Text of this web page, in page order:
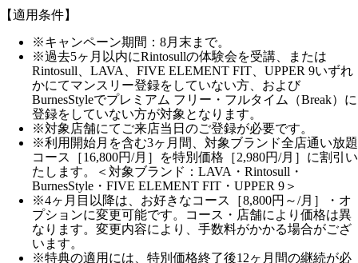
【適用条件】
※キャンペーン期間：8月末まで。
※過去5ヶ月以内にRintosullの体験会を受講、または
Rintosull、LAVA、FIVE ELEMENT FIT、UPPER 9いずれ
かにてマンスリー登録をしていない方、および
BurnesStyleでプレミアム フリー・フルタイム（Break）に
登録をしていない方が対象となります。
※対象店舗にてご来店当日のご登録が必要です。
※利用開始月を含む3ヶ月間、対象ブランド全店通い放題
コース［16,800円/月］を特別価格［2,980円/月］に割引い
たします。＜対象ブランド：LAVA・Rintosull・
BurnesStyle・FIVE ELEMENT FIT・UPPER 9＞
※4ヶ月目以降は、お好きなコース［8,800円～/月］・オ
プションに変更可能です。コース・店舗により価格は異
なります。変更内容により、手数料がかかる場合がござ
います。
※特典の適用には、特別価格終了後12ヶ月間の継続が必